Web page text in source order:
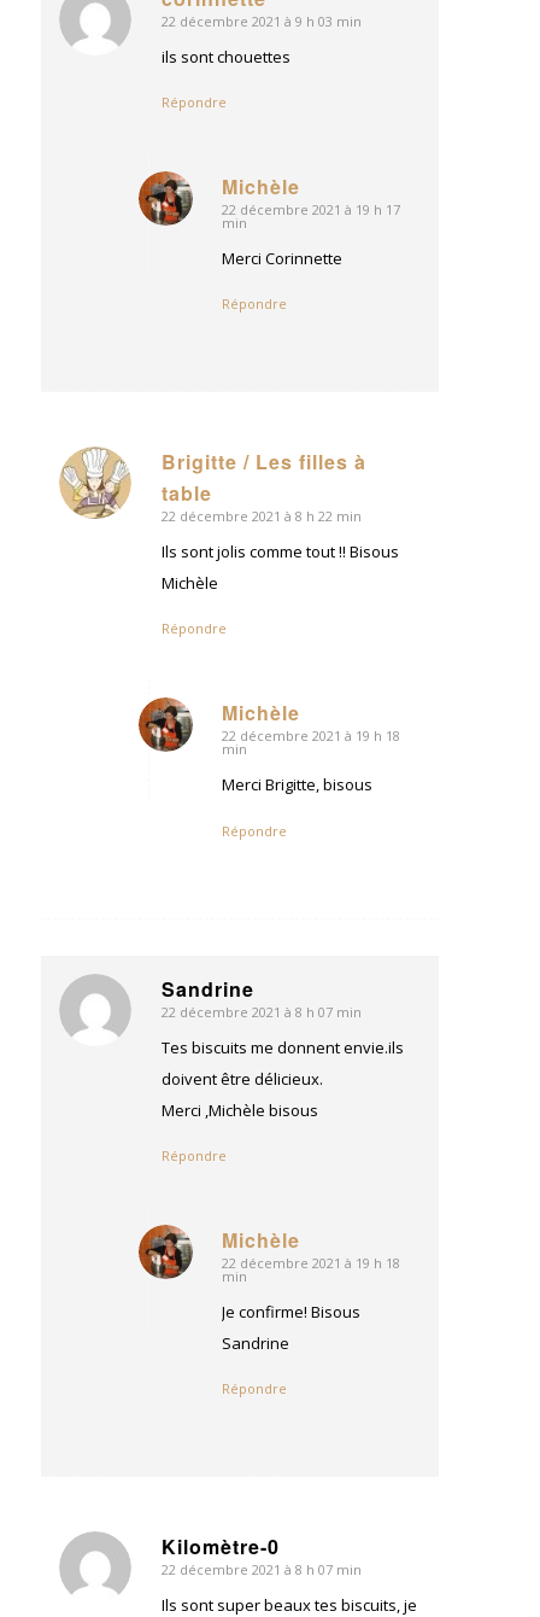
dit
:
22 décembre 2021 à 9 h 03 min
ils sont chouettes
Répondre
Michèle
dit
22 décembre 2021 à 19 h 17
min
Merci Corinnette
Répondre
Brigitte / Les filles à
table
dit
:
22 décembre 2021 à 8 h 22 min
Ils sont jolis comme tout !! Bisous
Michèle
Répondre
Michèle
dit
22 décembre 2021 à 19 h 18
min
Merci Brigitte, bisous
Répondre
Sandrine
dit
:
22 décembre 2021 à 8 h 07 min
Tes biscuits me donnent envie.ils
doivent être délicieux.
Merci ,Michèle bisous
Répondre
Michèle
dit
22 décembre 2021 à 19 h 18
min
Je confirme! Bisous
Sandrine
Répondre
Kilomètre-0
dit
:
22 décembre 2021 à 8 h 07 min
Ils sont super beaux tes biscuits, je